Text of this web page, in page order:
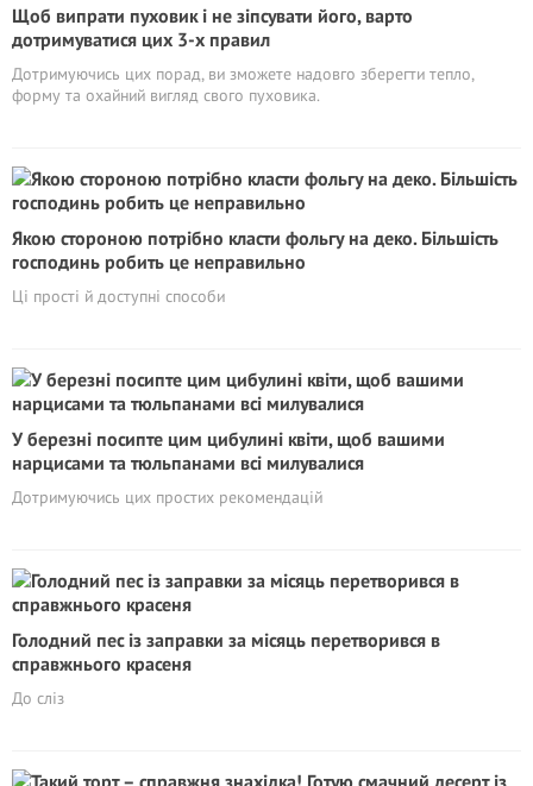
Щоб випрати пуховик і не зіпсувати його, варто
дотримуватися цих 3-х правил
Дотримуючись цих порад, ви зможете надовго зберегти тепло,
форму та охайний вигляд свого пуховика.
Якою стороною потрібно класти фольгу на деко. Більшість
господинь робить це неправильно
Ці прості й доступні способи
У березні посипте цим цибулині квіти, щоб вашими
нарцисами та тюльпанами всі милувалися
Дотримуючись цих простих рекомендацій
Голодний пес із заправки за місяць перетворився в
справжнього красеня
До сліз